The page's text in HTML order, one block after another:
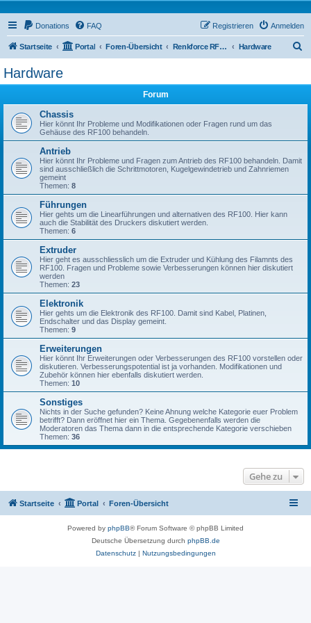
Donations FAQ Anmelden
Registrieren
Startseite Portal Foren-Übersicht Renkforce RF100 Forum Hardware
Hardware
Forum
Chassis
Hier könnt Ihr Probleme und Modifikationen oder Fragen rund um das
Gehäuse des RF100 behandeln.
Antrieb
Hier könnt Ihr Probleme und Fragen zum Antrieb des RF100 behandeln. Damit
sind ausschließlich die Schrittmotoren, Kugelgewindetrieb und Zahnriemen
gemeint
Themen: 8
Führungen
Hier gehts um die Linearführungen und alternativen des RF100. Hier kann
auch die Stabilität des Druckers diskutiert werden.
Themen: 6
Extruder
Hier geht es ausschliesslich um die Extruder und Kühlung des Filamnts des
RF100. Fragen und Probleme sowie Verbesserungen können hier diskutiert
werden
Themen: 23
Elektronik
Hier gehts um die Elektronik des RF100. Damit sind Kabel, Platinen,
Endschalter und das Display gemeint.
Themen: 9
Erweiterungen
Hier könnt Ihr Erweiterungen oder Verbesserungen des RF100 vorstellen oder
diskutieren. Verbesserungspotential ist ja vorhanden. Modifikationen und
Zubehör können hier ebenfalls diskutiert werden.
Themen: 10
Sonstiges
Nichts in der Suche gefunden? Keine Ahnung welche Kategorie euer Problem
betrifft? Dann eröffnet hier ein Thema. Gegebenenfalls werden die
Moderatoren das Thema dann in die entsprechende Kategorie verschieben
Themen: 36
Gehe zu
Startseite Portal Foren-Übersicht
Powered by phpBB® Forum Software © phpBB Limited
Deutsche Übersetzung durch phpBB.de
Datenschutz| Nutzungsbedingungen